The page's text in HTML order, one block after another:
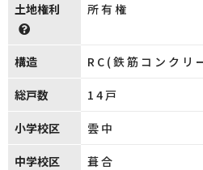
土地権利 所有権
構造 RC(鉄筋コンクリ
総戸数 14戸
小学校区 雲中
中学校区 葺合